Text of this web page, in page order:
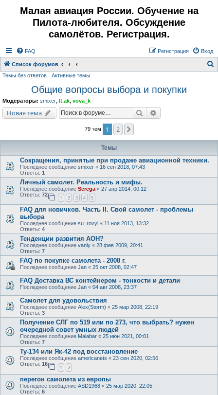
Малая авиация России. Обучение на
Пилота-любителя. Обсуждение
самолётов. Регистрация.
FAQ Вход
Регистрация
Список форумов
Темы без ответов Активные темы
Общие вопросы выбора и покупки
Модераторы: smixer lt.ak vova_k
Новая тема Поиск
79 тем 1 2
Темы
Сокращения, принятые при продаже авиационной техники.
Последнее сообщение smixer « 16 сен 2018, 07:43
Ответы: 1
Личный самолет. Реальность и мифы.
Последнее сообщение Serega « 27 апр 2014, 00:12
Ответы: 72
1 2 3 4 5
FAQ для новичков. Часть II. Свой самолет - проблемы
выбора
Последнее сообщение su_rovyi « 11 ноя 2013, 13:32
Ответы: 4
Тенденции развития АОН?
Последнее сообщение vaniy « 28 фев 2009, 20:41
Ответы: 7
FAQ по покупке самолета - 2008 г.
Последнее сообщение Jan « 25 окт 2008, 02:47
FAQ Доставка ВС контейнером - тонкости и детали
Последнее сообщение Jan « 04 авг 2008, 23:37
Самолет для удовольствия
Последнее сообщение Alex(Storm) « 25 мар 2008, 22:19
Ответы: 3
Получение СЛГ по 519 или по 273, что выбрать? нужен
очередной совет умных людей
Последнее сообщение Malabar « 25 июн 2021, 00:01
Ответы: 7
Ту-134 или Як-42 под восстановление
Последнее сообщение americanets « 23 сен 2020, 02:56
Ответы: 16
1 2
перегон самолета из европы
Последнее сообщение ASD1968 « 25 мар 2020, 22:05
Ответы: 6